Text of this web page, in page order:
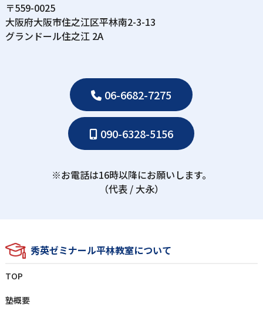
〒559-0025
⼤阪府⼤阪市住之江区平林南2-3-13
グランドール住之江 2A
06-6682-7275
090-6328-5156
※お電話は16時以降にお願いします。
（代表 / ⼤永）
秀英ゼミナール平林教室について
TOP
塾概要